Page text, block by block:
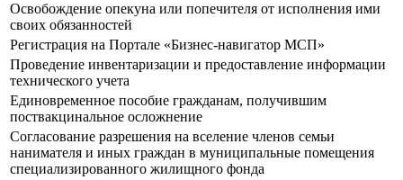
Освобождение опекуна или попечителя от исполнения ими
своих обязанностей
Регистрация на Портале «Бизнес-навигатор МСП»
Проведение инвентаризации и предоставление информации
технического учета
Единовременное пособие гражданам, получившим
поствакцинальное осложнение
Согласование разрешения на вселение членов семьи
нанимателя и иных граждан в муниципальные помещения
специализированного жилищного фонда